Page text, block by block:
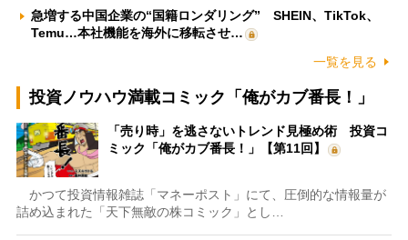
急増する中国企業の“国籍ロンダリング” SHEIN、TikTok、
Temu…本社機能を海外に移転させ…
一覧を見る
投資ノウハウ満載コミック「俺がカブ番長！」
「売り時」を逃さないトレンド見極め術 投資コ
ミック「俺がカブ番長！」【第11回】
かつて投資情報雑誌「マネーポスト」にて、圧倒的な情報量が
詰め込まれた「天下無敵の株コミック」とし…